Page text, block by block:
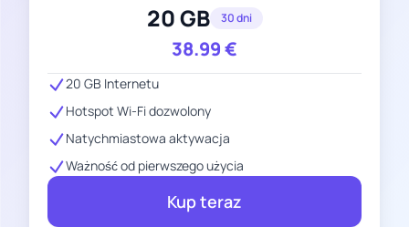
20 GB 30 dni
38.99€
20 GB Internetu
Hotspot Wi-Fi dozwolony
Natychmiastowa aktywacja
Ważność od pierwszego użycia
Kup teraz